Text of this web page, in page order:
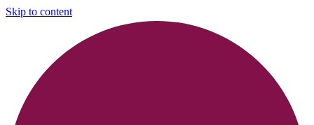
Skip to content